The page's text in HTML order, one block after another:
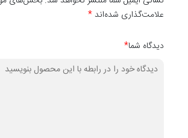
علامت‌گذاری شده‌اند*
دیدگاه شما*